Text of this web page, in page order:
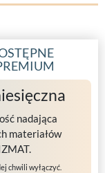
nadająca
materiałów
chwili wyłączyć.